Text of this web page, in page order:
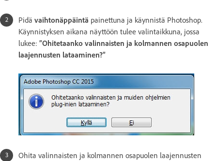
Pidä vaihtonäppäintä painettuna ja käynnistä Photoshop.
Käynnistyksen aikana näyttöön tulee valintaikkuna, jossa
lukee: ”Ohitetaanko valinnaisten ja kolmannen osapuolen
laajennusten lataaminen?”
Ohita valinnaisten ja kolmannen osapuolen laajennusten